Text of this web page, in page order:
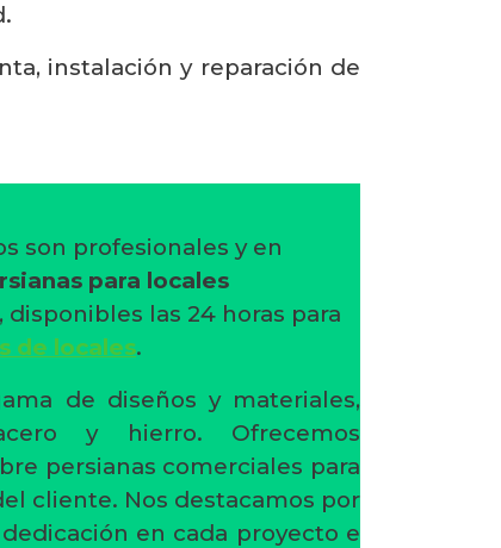
instalación y reparación de
son profesionales y en
para locales
, disponibles las 24 horas para
de locales.
de diseños y materiales,
y hierro. Ofrecemos
persianas comerciales para
cliente. Nos destacamos por
en cada proyecto e